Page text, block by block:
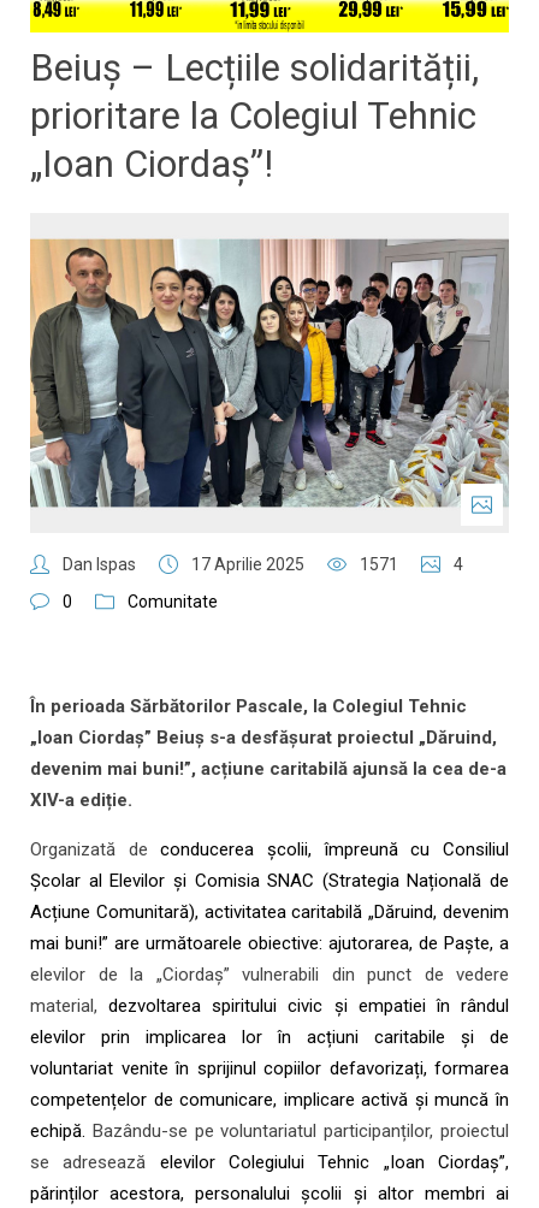
​​​​​​​Beiuș – Lecțiile solidarității,
prioritare la Colegiul Tehnic
„Ioan Ciordaș”!
Dan Ispas 17 Aprilie 2025 1571
4
0
Comunitate
În perioada Sărbătorilor Pascale, la Colegiul Tehnic
„Ioan Ciordaș” Beiuș s-a desfășurat proiectul „Dăruind,
devenim mai buni!”, acțiune caritabilă ajunsă la cea de-a
XIV-a ediție.
Organizată deconducerea școlii, împreună cu Consiliul
Școlar al Elevilor și Comisia SNAC (Strategia Națională de
Acțiune Comunitară), activitatea caritabilă „Dăruind, devenim
mai buni!” are următoarele obiective: ajutorarea, de Paște, a
elevilor de la „Ciordaș” vulnerabili din punct de vedere
material,dezvoltarea spiritului civic și empatiei în rândul
elevilor prin implicarea lor în acțiuni caritabile și de
voluntariat venite în sprijinul copiilor defavorizați, formarea
competențelor de comunicare, implicare activă și muncă în
echipă. Bazându-se pe voluntariatul participanților, proiectul
se adresează elevilor Colegiului Tehnic „Ioan Ciordaș”,
părinților acestora, personalului școlii și altor membri ai